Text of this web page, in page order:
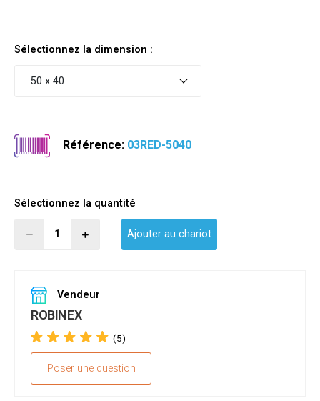
Sélectionnez la dimension :
50 x 40
Référence: 03RED-5040
Sélectionnez la quantité
Ajouter au chariot
Vendeur
ROBINEX
(5)
Poser une question